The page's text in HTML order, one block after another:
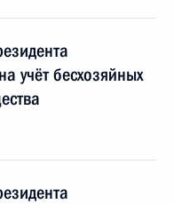
учёт бесхозяйных